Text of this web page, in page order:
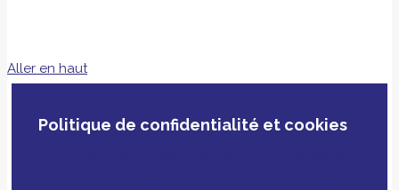
Aller en haut
Politique de confidentialité et cookies